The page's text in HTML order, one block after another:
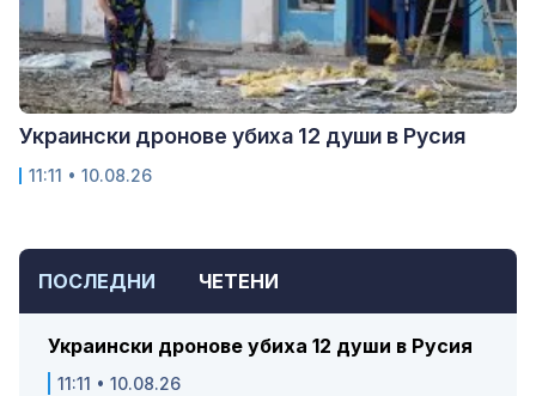
ПОСЛЕДНИ ЧЕТЕНИ
Украински дронове убиха 12 души в Русия
11:11 • 10.08.26
Украински дронове убиха 12 души в Русия
11:11 • 10.08.26